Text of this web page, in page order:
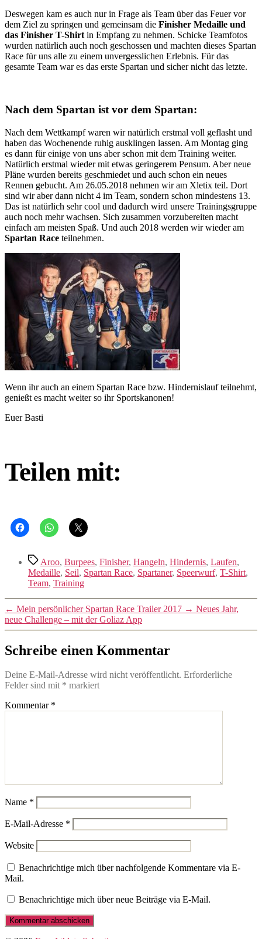
Deswegen kam es auch nur in Frage als Team über das Feuer vor
dem Ziel zu springen und gemeinsam die Finisher Medaille und
das Finisher T-Shirtin Empfang zu nehmen. Schicke Teamfotos
wurden natürlich auch noch geschossen und machten dieses Spartan
Race für uns alle zu einem unvergesslichen Erlebnis. Für das
gesamte Team war es das erste Spartan und sicher nicht das letzte.
Nach dem Spartan ist vor dem Spartan:
Nach dem Wettkampf waren wir natürlich erstmal voll geflasht und
haben das Wochenende ruhig ausklingen lassen. Am Montag ging
es dann für einige von uns aber schon mit dem Training weiter.
Natürlich erstmal wieder mit etwas geringerem Pensum. Aber neue
Pläne wurden bereits geschmiedet und auch schon ein neues
Rennen gebucht. Am 26.05.2018 nehmen wir am Xletix teil. Dort
sind wir aber dann nicht 4 im Team, sondern schon mindestens 13.
Das ist natürlich sehr cool und dadurch wird unsere Trainingsgruppe
auch noch mehr wachsen. Sich zusammen vorzubereiten macht
einfach am meisten Spaß. Und auch 2018 werden wir wieder am
Spartan Race teilnehmen.
Wenn ihr auch an einem Spartan Race bzw. Hindernislauf teilnehmt,
genießt es macht weiter so ihr Sportskanonen!
Euer Basti
Teilen mit:
Schlagwörter
Aroo, Burpees, Finisher, Hangeln, Hindernis, Laufen,
Medaille, Seil, Spartan Race, Spartaner, Speerwurf, T-Shirt,
Team, Training
← Mein persönlicher Spartan Race Trailer 2017 → Neues Jahr,
neue Challenge – mit der Goliaz App
Schreibe einen Kommentar
Deine E-Mail-Adresse wird nicht veröffentlicht. Erforderliche
Felder sind mit * markiert
Kommentar *
Name *
E-Mail-Adresse *
Website
Benachrichtige mich über nachfolgende Kommentare via E-
Mail.
Benachrichtige mich über neue Beiträge via E-Mail.